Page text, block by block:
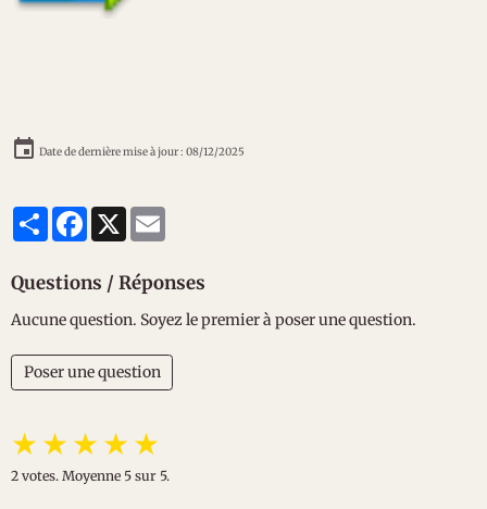
Date de dernière mise à jour : 08/12/2025
PartagerFacebook
X
Questions / Réponses
Aucune question. Soyez le premier à poser une question.
Poser une question
★★★★★
2 votes. Moyenne 5 sur 5.